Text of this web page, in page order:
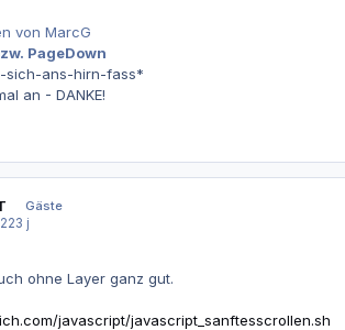
von MarcG
PageDown
sich-ans-hirn-fass*
an - DANKE!
Gäste
23 j
ohne Layer ganz gut.
javascript/javascript_sanftesscrollen.sh